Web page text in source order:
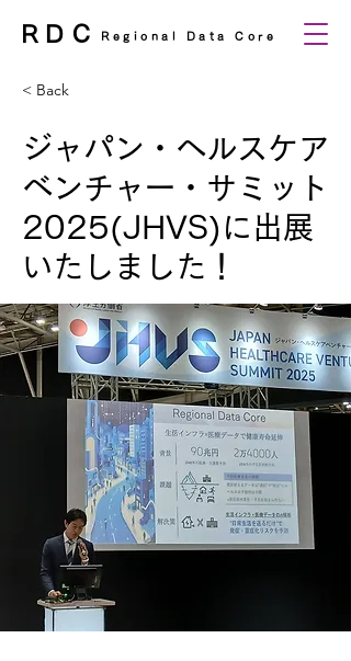
Regional Data Core
RDC
< Back
ジャパン・ヘルスケア
ベンチャー・サミット
2025(JHVS)に出展
いたしました！